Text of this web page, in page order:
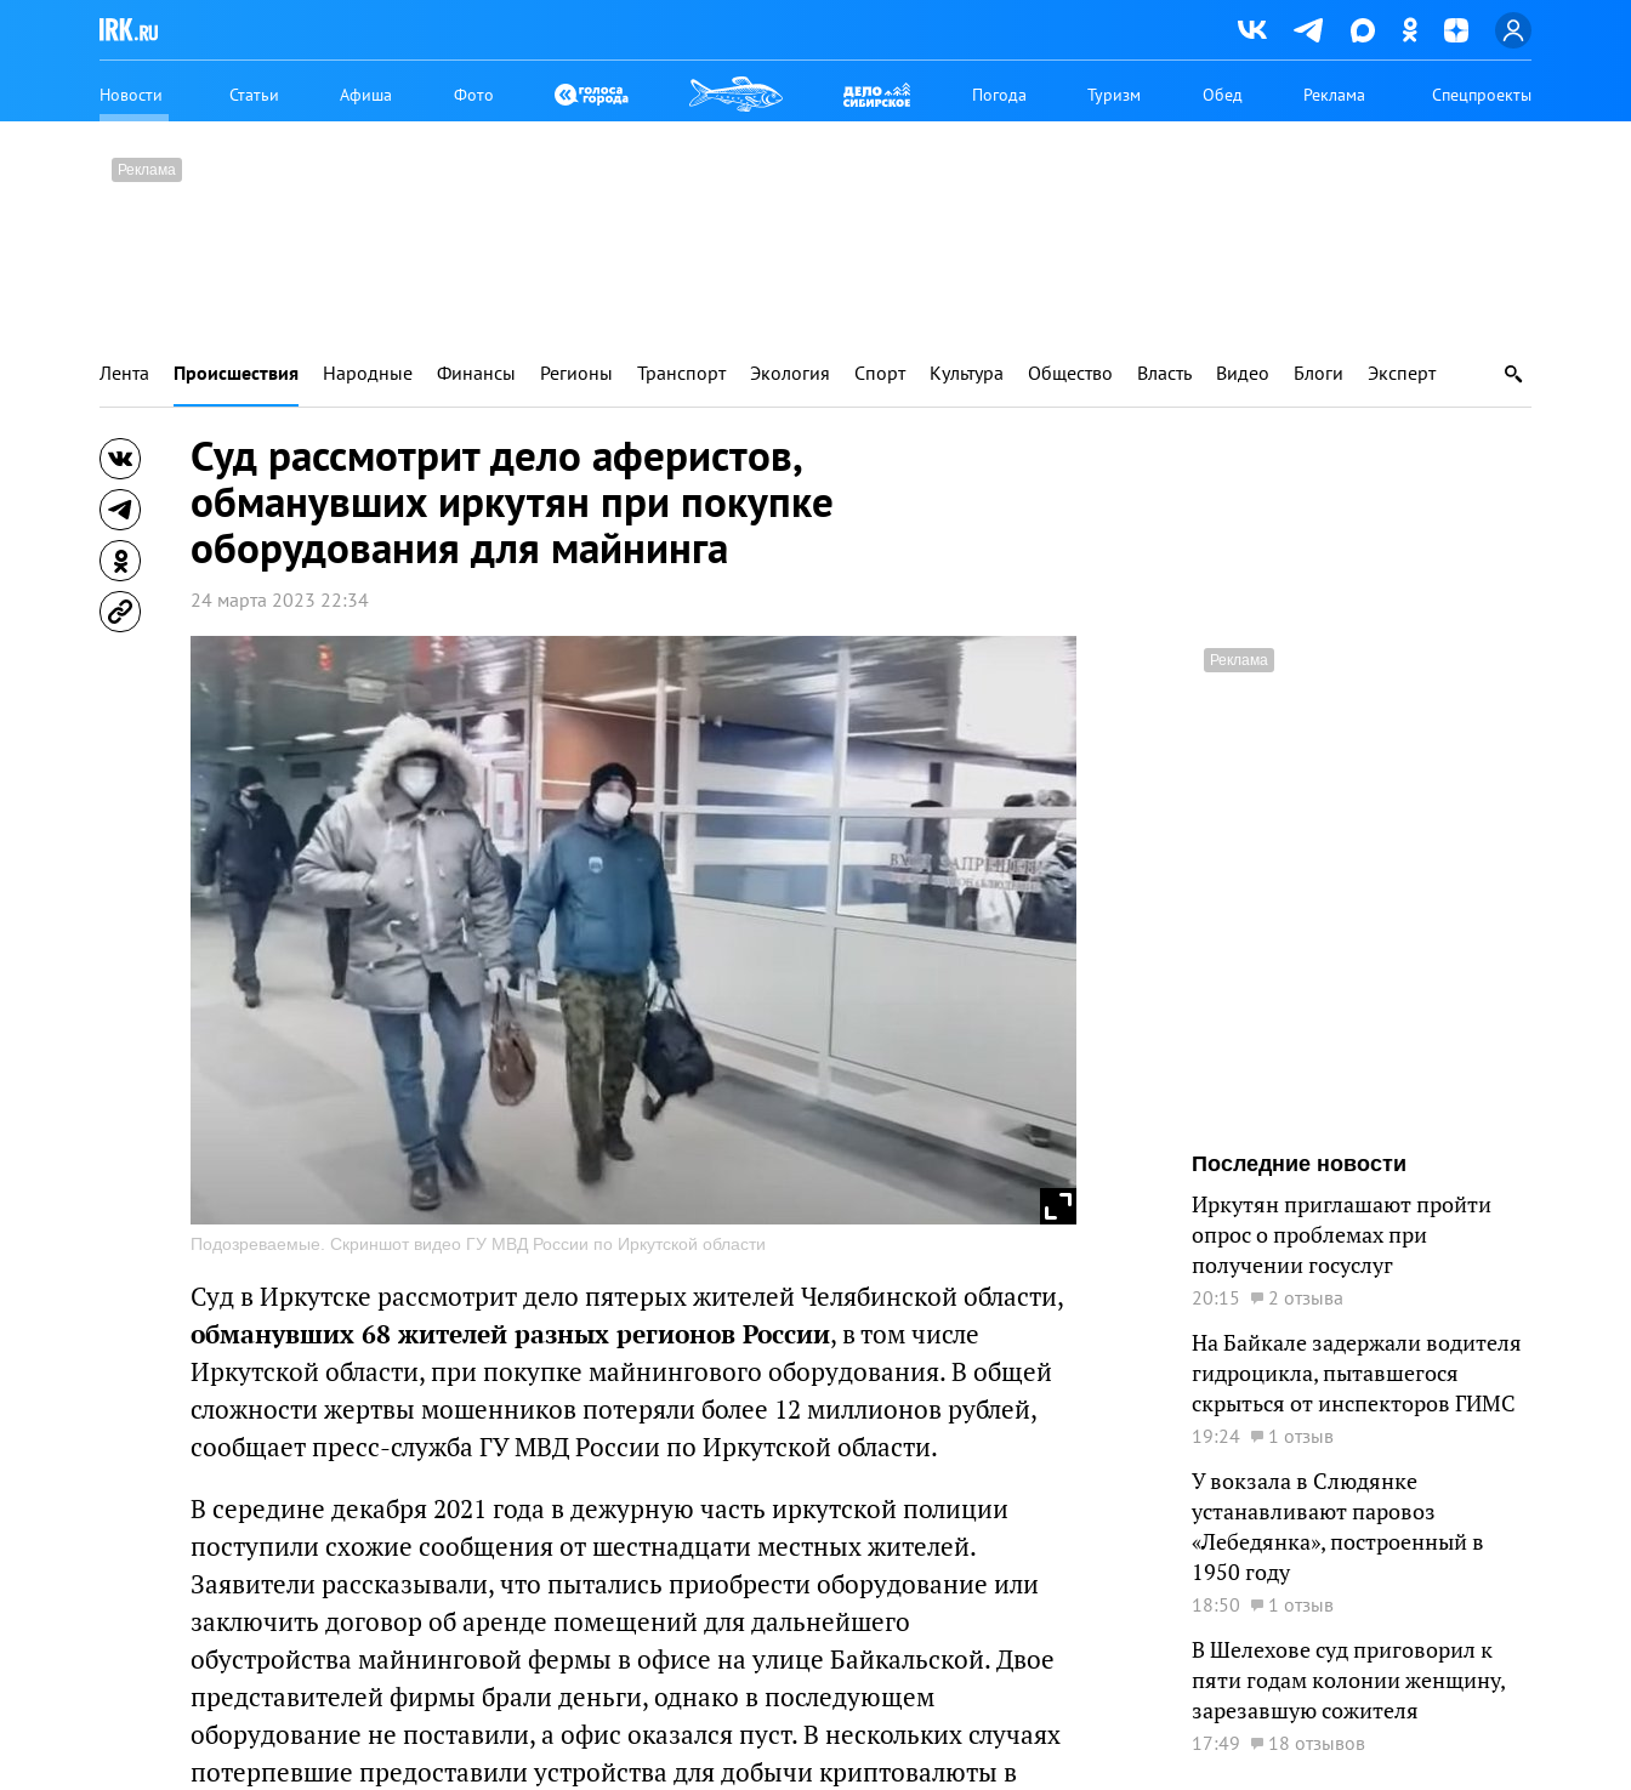
Новости Статьи Афиша Фото Погода Туризм Обед Реклама Спецпроекты
Лента Происшествия Народные Финансы Регионы Транспорт Экология Спорт Культура Общество Власть Видео Блоги Эксперт
Суд рассмотрит дело аферистов,
обманувших иркутян при покупке
оборудования для майнинга
24 марта 2023 22:34
Подозреваемые. Скриншот видео ГУ МВД России по Иркутской области
Суд в Иркутске рассмотрит дело пятерых жителей Челябинской области,
обманувших 68 жителей разных регионов России, в том числе
Иркутской области, при покупке майнингового оборудования. В общей
сложности жертвы мошенников потеряли более 12 миллионов рублей,
сообщает пресс-служба ГУ МВД России по Иркутской области.
В середине декабря 2021 года в дежурную часть иркутской полиции
поступили схожие сообщения от шестнадцати местных жителей.
Заявители рассказывали, что пытались приобрести оборудование или
заключить договор об аренде помещений для дальнейшего
обустройства майнинговой фермы в офисе на улице Байкальской. Двое
представителей фирмы брали деньги, однако в последующем
оборудование не поставили, а офис оказался пуст. В нескольких случаях
потерпевшие предоставили устройства для добычи криптовалюты в
Последние новости
Иркутян приглашают пройти
опрос о проблемах при
получении госуслуг
20:15 2 отзыва
На Байкале задержали водителя
гидроцикла, пытавшегося
скрыться от инспекторов ГИМС
19:24 1 отзыв
У вокзала в Слюдянке
устанавливают паровоз
«Лебедянка», построенный в
1950 году
18:50 1 отзыв
В Шелехове суд приговорил к
пяти годам колонии женщину,
зарезавшую сожителя
17:49 18 отзывов